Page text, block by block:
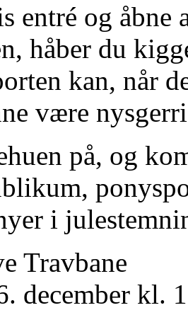
entré og åbne
håber du
kan, når
være
på, og
i
Travbane
december kl.